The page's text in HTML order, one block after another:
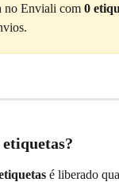
no Enviali com 0
é liberado